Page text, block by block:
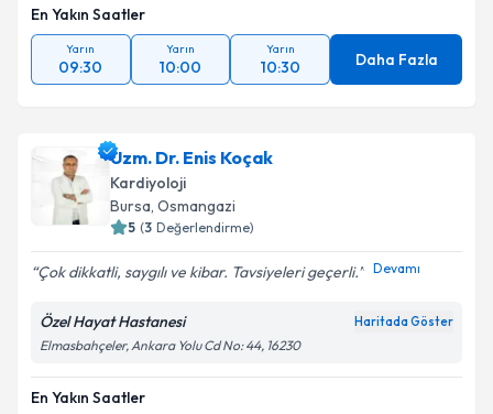
En Yakın Saatler
Yarın
09:30
Yarın
10:00
Yarın
10:30 Daha Fazla
Uzm. Dr. Enis Koçak
Kardiyoloji
Bursa,Osmangazi
( Değerlendirme)
Çok dikkatli, saygılı ve kibar. Tavsiyeleri geçerli.
Özel Hayat Hastanesi
Elmasbahçeler, Ankara Yolu Cd No: 44, 16230
En Yakın Saatler